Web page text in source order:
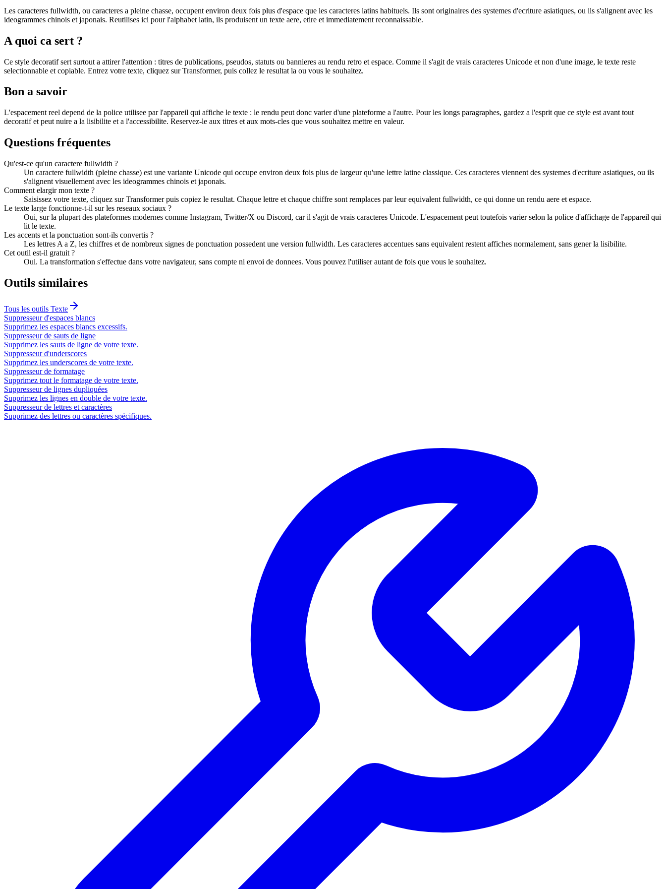
Les caracteres fullwidth, ou caracteres a pleine chasse, occupent environ deux fois plus d'espace que les caracteres latins habituels. Ils sont originaires des systemes d'ecriture asiatiques, ou ils s'alignent avec les
ideogrammes chinois et japonais. Reutilises ici pour l'alphabet latin, ils produisent un texte aere, etire et immediatement reconnaissable.
A quoi ca sert ?
Ce style decoratif sert surtout a attirer l'attention : titres de publications, pseudos, statuts ou bannieres au rendu retro et espace. Comme il s'agit de vrais caracteres Unicode et non d'une image, le texte reste
selectionnable et copiable. Entrez votre texte, cliquez sur Transformer, puis collez le resultat la ou vous le souhaitez.
Bon a savoir
L'espacement reel depend de la police utilisee par l'appareil qui affiche le texte : le rendu peut donc varier d'une plateforme a l'autre. Pour les longs paragraphes, gardez a l'esprit que ce style est avant tout
decoratif et peut nuire a la lisibilite et a l'accessibilite. Reservez-le aux titres et aux mots-cles que vous souhaitez mettre en valeur.
Questions fréquentes
Qu'est-ce qu'un caractere fullwidth ?
Un caractere fullwidth (pleine chasse) est une variante Unicode qui occupe environ deux fois plus de largeur qu'une lettre latine classique. Ces caracteres viennent des systemes d'ecriture asiatiques, ou ils
s'alignent visuellement avec les ideogrammes chinois et japonais.
Comment elargir mon texte ?
Saisissez votre texte, cliquez sur Transformer puis copiez le resultat. Chaque lettre et chaque chiffre sont remplaces par leur equivalent fullwidth, ce qui donne un rendu aere et espace.
Le texte large fonctionne-t-il sur les reseaux sociaux ?
Oui, sur la plupart des plateformes modernes comme Instagram, Twitter/X ou Discord, car il s'agit de vrais caracteres Unicode. L'espacement peut toutefois varier selon la police d'affichage de l'appareil qui
lit le texte.
Les accents et la ponctuation sont-ils convertis ?
Les lettres A a Z, les chiffres et de nombreux signes de ponctuation possedent une version fullwidth. Les caracteres accentues sans equivalent restent affiches normalement, sans gener la lisibilite.
Cet outil est-il gratuit ?
Oui. La transformation s'effectue dans votre navigateur, sans compte ni envoi de donnees. Vous pouvez l'utiliser autant de fois que vous le souhaitez.
Outils similaires
Tous les outils Texte
Suppresseur d'espaces blancs
Supprimez les espaces blancs excessifs.
Suppresseur de sauts de ligne
Supprimez les sauts de ligne de votre texte.
Suppresseur d'underscores
Supprimez les underscores de votre texte.
Suppresseur de formatage
Supprimez tout le formatage de votre texte.
Suppresseur de lignes dupliquées
Supprimez les lignes en double de votre texte.
Suppresseur de lettres et caractères
Supprimez des lettres ou caractères spécifiques.